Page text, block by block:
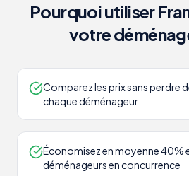
Pourquoi utiliser
votre
Comparez les prix sans perdre
chaque déménageur
Économisez en moyenne 40%
déménageurs en concurrence